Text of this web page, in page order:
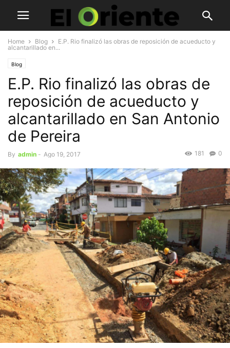
Home Blog
E.P. Rio finalizó las obras de reposición de acueducto y
alcantarillado en...
Blog
E.P. Rio finalizó las obras de
reposición de acueducto y
alcantarillado en San Antonio
de Pereira
By admin - Ago 19, 2017 0
181